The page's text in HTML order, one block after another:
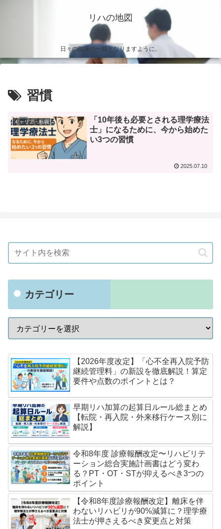
リハの地図
日々の臨床の一助となりますように。
習慣
キャリア・転職
「10年後も必要とされる理学療法
士」になるために、今から始めた
い3つの習慣
2025.07.10
カテゴリー
【2026年度改定】「心不全再入院予防
継続管理料」の新設を徹底解説！算定
要件や点数のポイントとは？
早期リハ加算の起算日ルール総まとめ
【転院・再入院・外来移行ケース別に
解説】
令和8年度 診療報酬改定〜リハビリテ
ーション総合実施計画書はどう変わ
る？PT・OT・STが抑えるべき3つの
ポイント
【令和8年度診療報酬改定】離床を伴
わないリハビリが90%減算に？理学療
法士が押さえるべき変更点と対策